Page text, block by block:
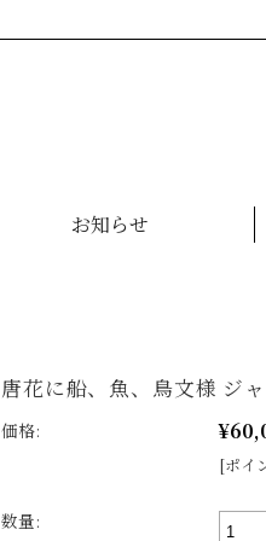
お知らせ
唐花に船、魚、鳥文様 ジ
価格:
[ポイ
数量: